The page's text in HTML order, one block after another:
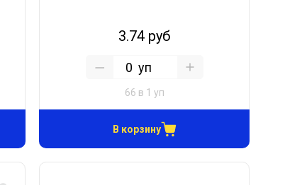
3.74 руб
уп
66 в 1 уп
В корзину